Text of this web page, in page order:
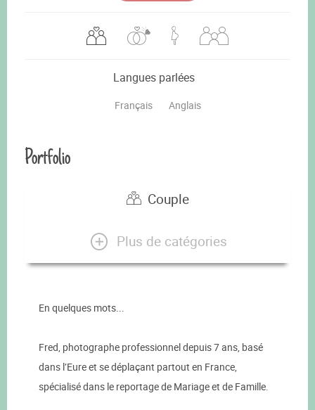
Langues parlées
Français Anglais
Portfolio
Couple
Plus de catégories
En quelques mots...
Fred, photographe professionnel depuis 7 ans, basé
dans l’Eure et se déplaçant partout en France,
spécialisé dans le reportage de Mariage et de Famille.